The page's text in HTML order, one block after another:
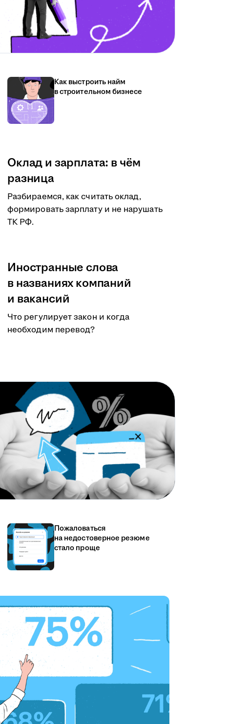
Как выстроить найм
в строительном бизнесе
Оклад и зарплата: в чём
разница
Разбираемся, как считать оклад,
формировать зарплату и не нарушать
ТК РФ.
Иностранные слова
в названиях компаний
и вакансий
Что регулирует закон и когда
необходим перевод?
Пожаловаться
на недостоверное резюме
стало проще